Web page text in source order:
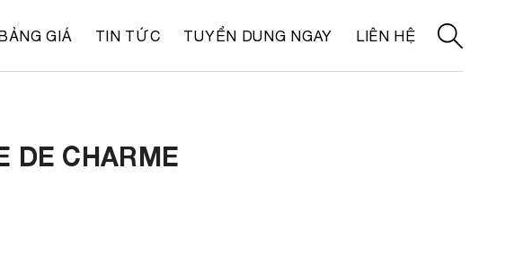
GIÁ TIN TỨC TUYỂN DUNG NGAY LIÊN HỆ
DE CHARME